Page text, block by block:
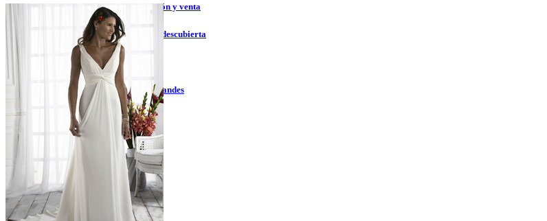
Vestido de noche liquidación y venta
Vestidos de noche espalda descubierta
Vestidos de noche 2023
Vestidos de noche tallas grandes
Vestidos de noche sexy
Vestidos de noche blanco
Vestidos de noche corto
Vestidos de noche rojo